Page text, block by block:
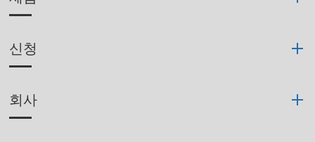
신청
회사